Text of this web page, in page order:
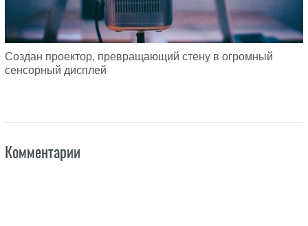
Создан проектор, превращающий стену в огромный
сенсорный дисплей
Комментарии